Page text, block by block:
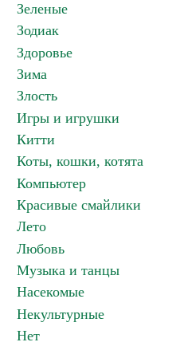
Зеленые
Зодиак
Здоровье
Зима
Злость
Игры и игрушки
Китти
Коты, кошки, котята
Компьютер
Красивые смайлики
Лето
Любовь
Музыка и танцы
Насекомые
Некультурные
Нет